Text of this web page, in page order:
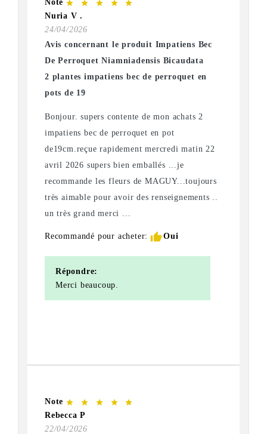
Note star star star star star
Nuria V .
24/04/2026
Avis concernant le produit Impatiens Bec
De Perroquet Niamniadensis Bicaudata
2 plantes impatiens bec de perroquet en
pots de 19
Bonjour. supers contente de mon achats 2
impatiens bec de perroquet en pot
de19cm.reçue rapidement mercredi matin 22
avril 2026 supers bien emballés ...je
recommande les fleurs de MAGUY...toujours
très aimable pour avoir des renseignements ..
un très grand merci ...
Recommandé pour acheter: thumb_upOui
Répondre:
Merci beaucoup.
Note star star star star star
Rebecca P
22/04/2026